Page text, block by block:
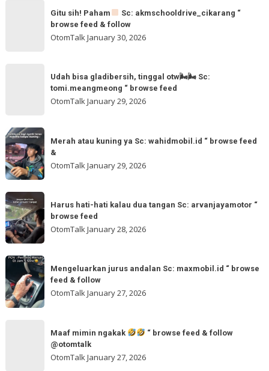
@otomtalk
akmschooldrive_cikarang
&
follow
Gitu sih! Paham
Sc: akmschooldrive_cikarang “
browse feed & follow
OtomTalkJanuary 30, 2026
gladibersih,
otw
🌬
🌬
Sc:
“
browse
feed
Udah bisa gladibersih, tinggal otw🌬🌬 Sc:
tomi.meangmeong “ browse feed
OtomTalkJanuary 29, 2026
Merah
atau
kuning
ya
Sc:
wahidmobil.id
“
browse
Merah atau kuning ya Sc: wahidmobil.id “ browse feed
&
OtomTalk January 29, 2026
Harus
hati-
hati
kalau
dua
tangan
Sc:
arvanjayamotor
Harus hati-hati kalau dua tangan Sc: arvanjayamotor “
browse feed
OtomTalkJanuary 28, 2026
Mengeluarkan
jurus
andalan
Sc:
Mengeluarkan jurus andalan Sc: maxmobil.id “ browse
feed & follow
OtomTalkJanuary 27, 2026
Maaf mimin ngakak
“ browse feed & follow
@otomtalk
OtomTalkJanuary 27, 2026